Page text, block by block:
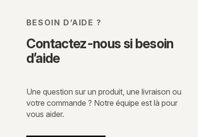
BESOIN D’AIDE ?
Contactez-nous si besoin
d’aide
Une question sur un produit, une livraison ou
votre commande ? Notre équipe est là pour
vous aider.